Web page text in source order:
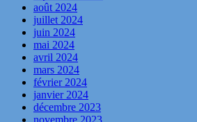
août 2024
juillet 2024
juin 2024
mai 2024
avril 2024
mars 2024
février 2024
janvier 2024
décembre 2023